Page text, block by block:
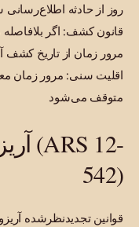
روز از حادثه اطلاع‌رسانی
قانون کشف: اگر
مرور زمان از تاریخ
متوقف می‌شود
542)